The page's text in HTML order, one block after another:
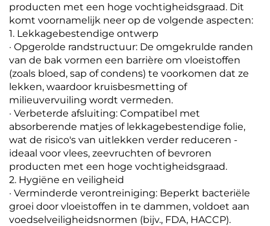
producten met een hoge vochtigheidsgraad. Dit
komt voornamelijk neer op de volgende aspecten:
1. Lekkagebestendige ontwerp
· Opgerolde randstructuur: De omgekrulde randen
van de bak vormen een barrière om vloeistoffen
(zoals bloed, sap of condens) te voorkomen dat ze
lekken, waardoor kruisbesmetting of
milieuvervuiling wordt vermeden.
· Verbeterde afsluiting: Compatibel met
absorberende matjes of lekkagebestendige folie,
wat de risico's van uitlekken verder reduceren -
ideaal voor vlees, zeevruchten of bevroren
producten met een hoge vochtigheidsgraad.
2. Hygiëne en veiligheid
· Verminderde verontreiniging: Beperkt bacteriële
groei door vloeistoffen in te dammen, voldoet aan
voedselveiligheidsnormen (bijv., FDA, HACCP).